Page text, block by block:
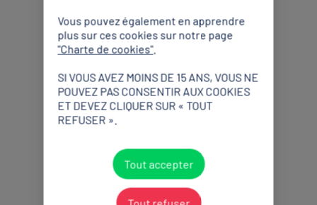
Partenaires Officiels
Vous pouvez également en apprendre
plus sur ces cookies sur notre page
"Charte de cookies".
SI VOUS AVEZ MOINS DE 15 ANS, VOUS NE
POUVEZ PAS CONSENTIR AUX COOKIES
ET DEVEZ CLIQUER SUR « TOUT
REFUSER ».
Tout accepter